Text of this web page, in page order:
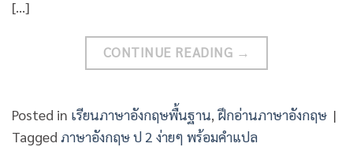
[…]
CONTINUE READING →
Posted in เรียนภาษาอังกฤษพื้นฐาน, ฝึกอ่านภาษาอังกฤษ |
Tagged ภาษาอังกฤษ ป 2 ง่ายๆ พร้อมคำแปล